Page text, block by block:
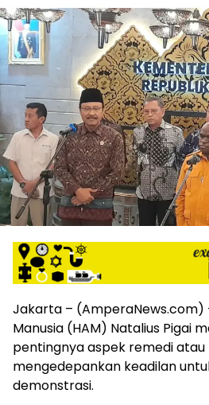
lokal
dan
dinamis,
memiliki
kisaran
harga
iklan
yang
relatif
lebih
murah
dari
Koran
maupun
media
siber
lainnya,
Koran
dan
media
siber
lebih
Jakarta – (AmperaNews.com)
Manusia (HAM) Natalius Pigai
pentingnya aspek remedi
mengedepankan keadilan
demonstrasi.